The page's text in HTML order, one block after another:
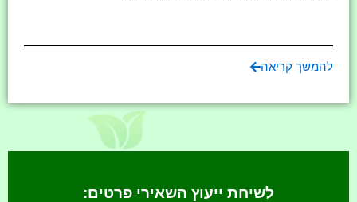
להמשך קריאה
לשיחת ייעוץ השאירי פרטים: